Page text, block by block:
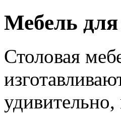
Мебель
Столовая
удивительно,